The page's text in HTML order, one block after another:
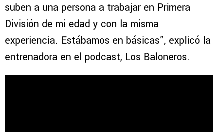
suben a una persona a trabajar en Primera
División de mi edad y con la misma
experiencia. Estábamos en básicas”, explicó la
entrenadora en el podcast, Los Baloneros.